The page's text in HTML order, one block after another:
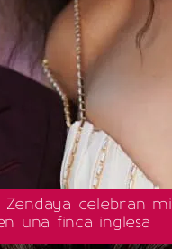
celebran
una finca inglesa